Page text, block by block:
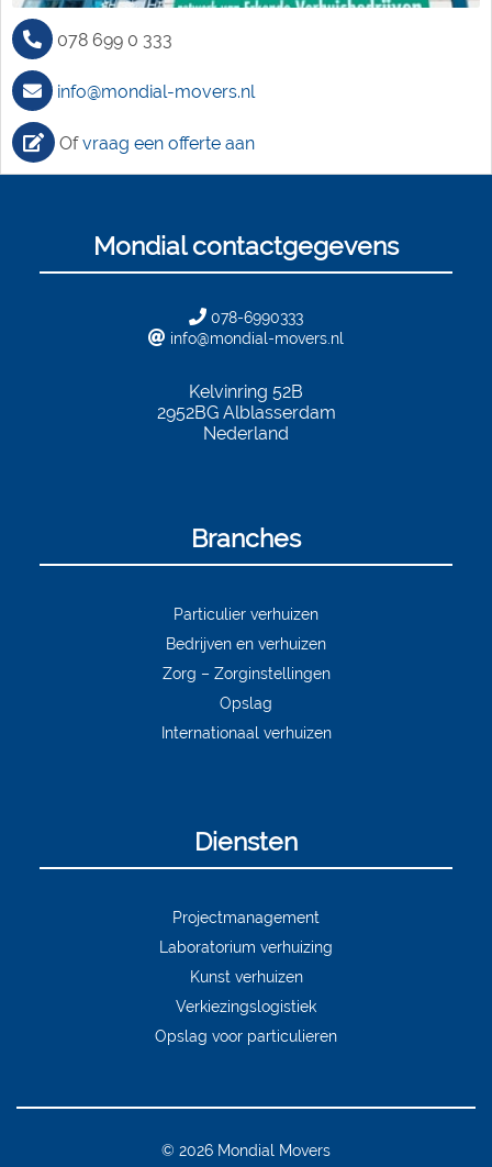
078 699 0 333
info@mondial-movers.nl
Ofvraag een offerte aan
Mondial contactgegevens
078-6990333
info@mondial-movers.nl
Kelvinring 52B
2952BGAlblasserdam
Nederland
Branches
Particulier verhuizen
Bedrijven en verhuizen
Zorg – Zorginstellingen
Opslag
Internationaal verhuizen
Diensten
Projectmanagement
Laboratorium verhuizing
Kunst verhuizen
Verkiezingslogistiek
Opslag voor particulieren
© 2026 Mondial Movers